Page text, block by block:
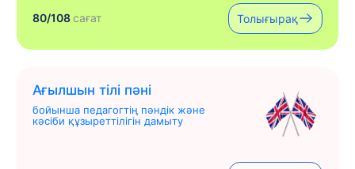
80/108сағат Толығырақ
Ағылшын тілі пәні
бойынша педагогтің пәндік және
кәсіби құзыреттілігін дамыту